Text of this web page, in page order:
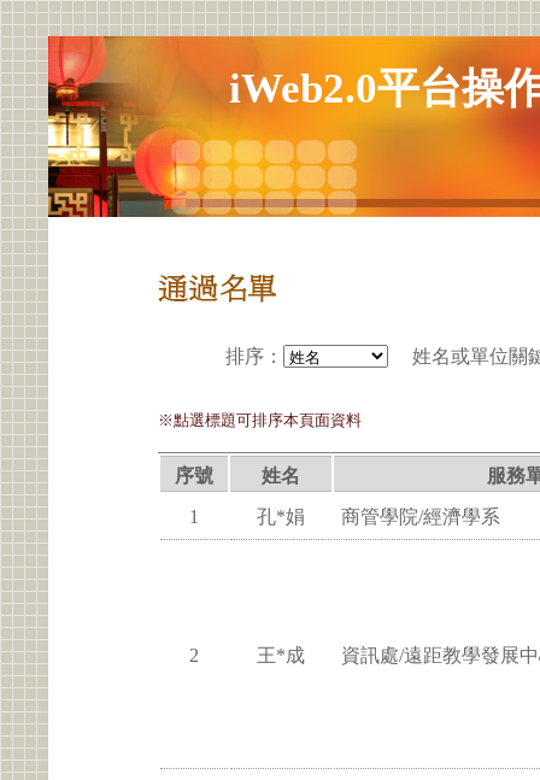
iWeb2.0平台操
排序： 姓名或單位關
※點選標題可排序本頁面資料
序號 姓名
服務
1
孔*娟 商管學院/經濟學系
2 王*成 資訊處/遠距教學發展